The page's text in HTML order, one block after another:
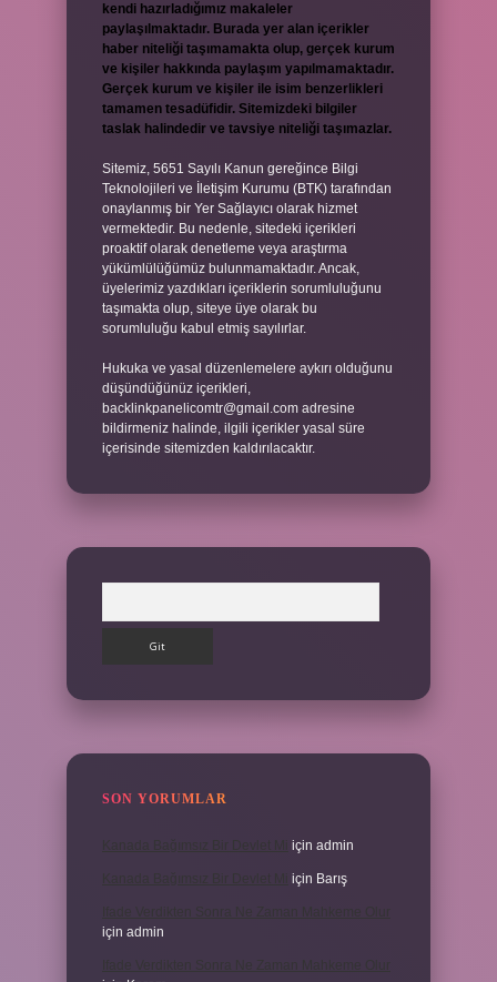
kendi hazırladığımız makaleler
paylaşılmaktadır. Burada yer alan içerikler
haber niteliği taşımamakta olup, gerçek kurum
ve kişiler hakkında paylaşım yapılmamaktadır.
Gerçek kurum ve kişiler ile isim benzerlikleri
tamamen tesadüfidir. Sitemizdeki bilgiler
taslak halindedir ve tavsiye niteliği taşımazlar.
Sitemiz, 5651 Sayılı Kanun gereğince Bilgi
Teknolojileri ve İletişim Kurumu (BTK) tarafından
onaylanmış bir Yer Sağlayıcı olarak hizmet
vermektedir. Bu nedenle, sitedeki içerikleri
proaktif olarak denetleme veya araştırma
yükümlülüğümüz bulunmamaktadır. Ancak,
üyelerimiz yazdıkları içeriklerin sorumluluğunu
taşımakta olup, siteye üye olarak bu
sorumluluğu kabul etmiş sayılırlar.
Hukuka ve yasal düzenlemelere aykırı olduğunu
düşündüğünüz içerikleri,
backlinkpanelicomtr@gmail.com adresine
bildirmeniz halinde, ilgili içerikler yasal süre
içerisinde sitemizden kaldırılacaktır.
SON YORUMLAR
için admin
için Barış
için admin